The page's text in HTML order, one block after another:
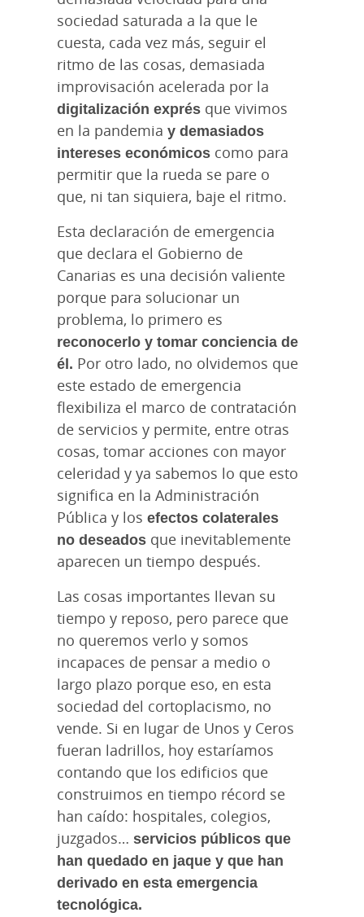
sociedad saturada a la que le
cuesta, cada vez más, seguir el
ritmo de las cosas, demasiada
improvisación acelerada por la
digitalización exprés que vivimos
en la pandemia y demasiados
intereses económicos como para
permitir que la rueda se pare o
que, ni tan siquiera, baje el ritmo.
Esta declaración de emergencia
que declara el Gobierno de
Canarias es una decisión valiente
porque para solucionar un
problema, lo primero es
reconocerlo y tomar conciencia de
él. Por otro lado, no olvidemos que
este estado de emergencia
flexibiliza el marco de contratación
de servicios y permite, entre otras
cosas, tomar acciones con mayor
celeridad y ya sabemos lo que esto
significa en la Administración
Pública y los efectos colaterales
no deseados que inevitablemente
aparecen un tiempo después.
Las cosas importantes llevan su
tiempo y reposo, pero parece que
no queremos verlo y somos
incapaces de pensar a medio o
largo plazo porque eso, en esta
sociedad del cortoplacismo, no
vende. Si en lugar de Unos y Ceros
fueran ladrillos, hoy estaríamos
contando que los edificios que
construimos en tiempo récord se
han caído: hospitales, colegios,
juzgados… servicios públicos que
han quedado en jaque y que han
derivado en esta emergencia
tecnológica.